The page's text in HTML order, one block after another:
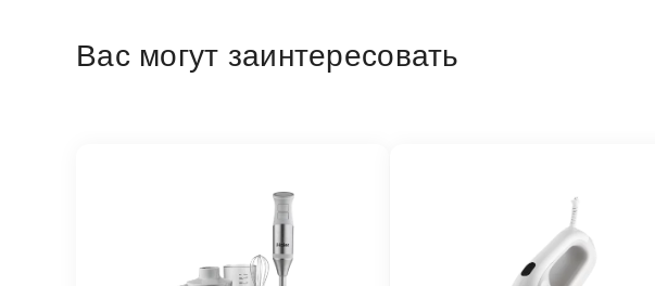
Технические характеристики
Защита от детей
Вас могут заинтересовать